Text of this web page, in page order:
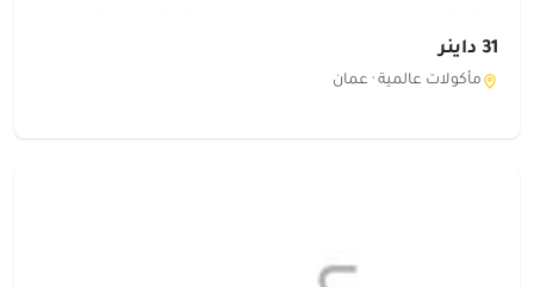
31 داينر
مأكولات عالمية · عمان